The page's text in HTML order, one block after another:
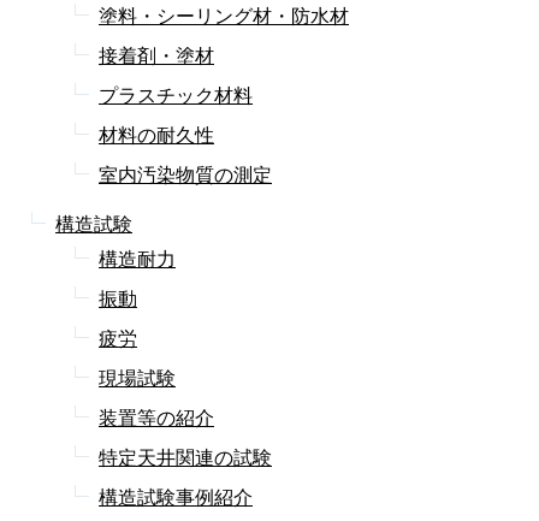
塗料・シーリング材・防水材
接着剤・塗材
プラスチック材料
材料の耐久性
室内汚染物質の測定
構造試験
構造耐力
振動
疲労
現場試験
装置等の紹介
特定天井関連の試験
構造試験事例紹介